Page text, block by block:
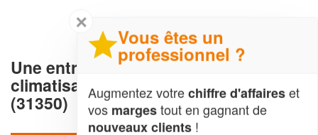
Une entreprise de Chauffage et
climatisation à Boulogne-sur-Gesse
(31350)
✕
Vous êtes un
professionnel ?
Augmentez votrechiffre d'affaireset
vos margestout en gagnant de
nouveaux clients !